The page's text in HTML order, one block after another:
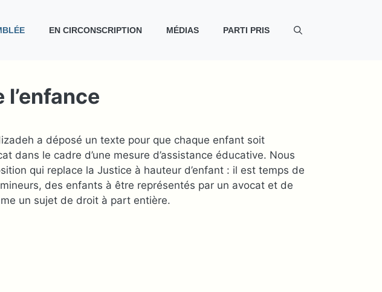
EN CIRCONSCRIPTION MÉDIAS PARTI PRIS
a déposé un texte pour que chaque enfant soit
dans le cadre d’une mesure d’assistance éducative. Nous
qui replace la Justice à hauteur d’enfant : il est temps de
des enfants à être représentés par un avocat et de
un sujet de droit à part entière.